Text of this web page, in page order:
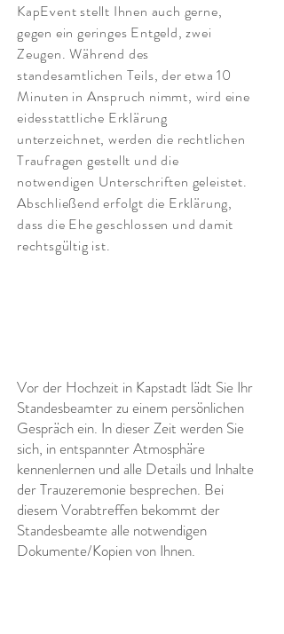
KapEvent stellt Ihnen auch gerne,
gegen ein geringes Entgeld, zwei
Zeugen. Während des
standesamtlichen Teils, der etwa 10
Minuten in Anspruch nimmt, wird eine
eidesstattliche Erklärung
unterzeichnet, werden die rechtlichen
Traufragen gestellt und die
notwendigen Unterschriften geleistet.
Abschließend erfolgt die Erklärung,
dass die Ehe geschlossen und damit
rechtsgültig ist.
Vor der Hochzeit in Kapstadt lädt Sie Ihr
Standesbeamter zu einem persönlichen
Gespräch ein. In dieser Zeit werden Sie
sich, in entspannter Atmosphäre
kennenlernen und alle Details und Inhalte
der Trauzeremonie besprechen. Bei
diesem Vorabtreffen bekommt der
Standesbeamte alle notwendigen
Dokumente/Kopien von Ihnen.